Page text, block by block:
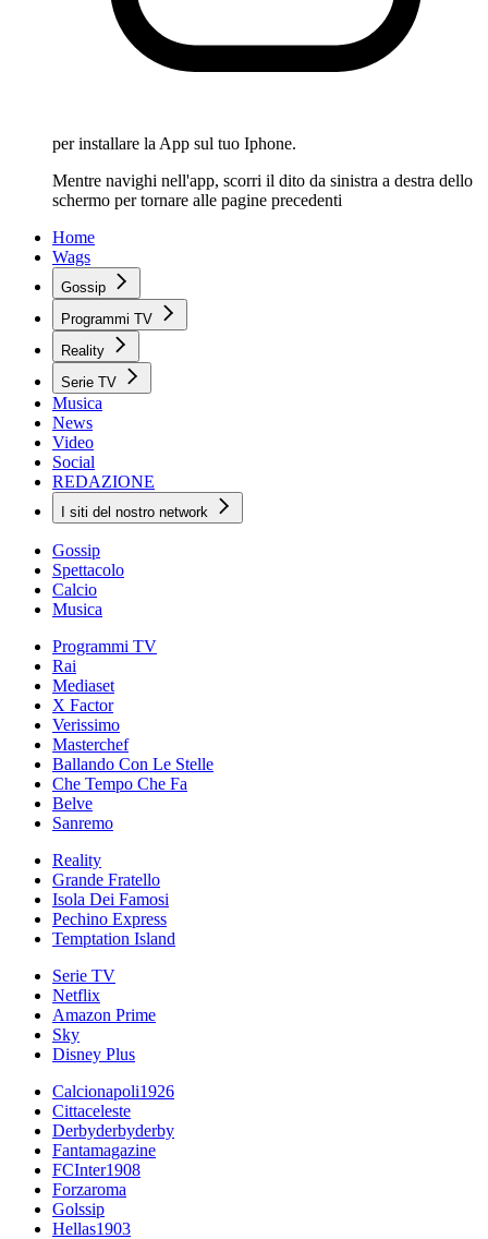
per installare la App sul tuo Iphone.
Mentre navighi nell'app, scorri il dito da sinistra a destra dello
schermo per tornare alle pagine precedenti
Home
Wags
Gossip
Programmi TV
Reality
Serie TV
Musica
News
Video
Social
REDAZIONE
I siti del nostro network
Gossip
Spettacolo
Calcio
Musica
Programmi TV
Rai
Mediaset
X Factor
Verissimo
Masterchef
Ballando Con Le Stelle
Che Tempo Che Fa
Belve
Sanremo
Reality
Grande Fratello
Isola Dei Famosi
Pechino Express
Temptation Island
Serie TV
Netflix
Amazon Prime
Sky
Disney Plus
Calcionapoli1926
Cittaceleste
Derbyderbyderby
Fantamagazine
FCInter1908
Forzaroma
Golssip
Hellas1903